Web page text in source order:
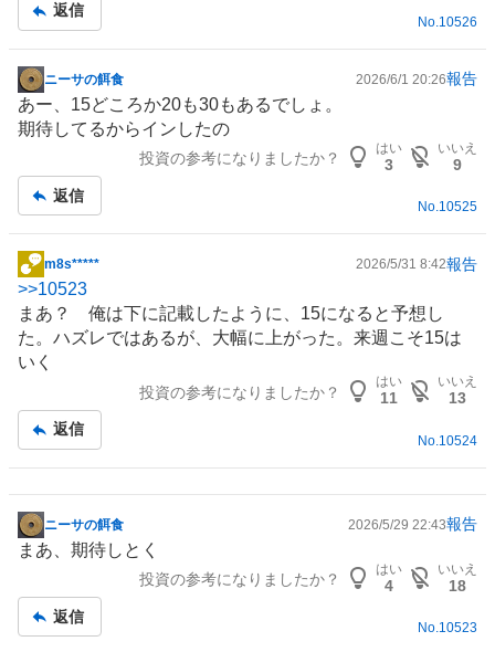
事
返信
No. 10526
掲
示
板
ニーサの餌食 2026/6/1 20:26報告
あー、15どころか20も30もあるでしょ。
期待してるからインしたの
投資の参考になりましたか？
はい
3
いいえ
9
返信
No.10525
掲
示
板
記
事
m8s***** 2026/5/31 8:42報告
>>10523
まあ？ 俺は下に記載したように、15になると予想し
た。ハズレではあるが、大幅に上がった。来週こそ15は
いく
投資の参考になりましたか？
はい
11
いいえ
13
返信
No. 10524
掲
示
事
ニーサの餌食 2026/5/29 22:43報告
まあ、期待しとく
投資の参考になりましたか？
はい
4
いいえ
18
返信
No.10523